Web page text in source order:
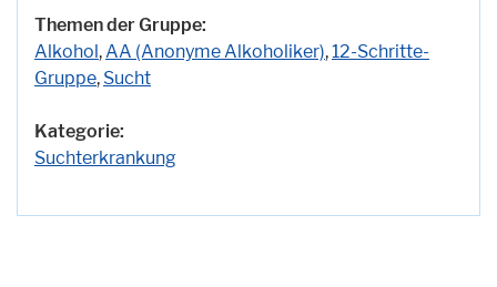
Themen der Gruppe:
Alkohol, AA (Anonyme Alkoholiker),12-Schritte-
Gruppe, Sucht
Kategorie:
Suchterkrankung